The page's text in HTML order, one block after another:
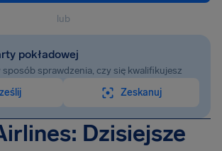
lub
pokładowej
sposób sprawdzenia, czy się kwalifikujesz
Zeskanuj
Dzisiejsze